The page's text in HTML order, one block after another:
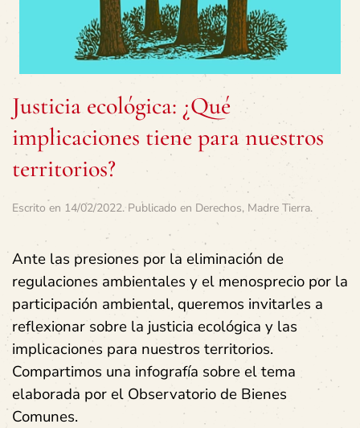
Justicia ecológica: ¿Qué
implicaciones tiene para nuestros
territorios?
Escrito en 14/02/2022. Publicado en Derechos, Madre Tierra.
Ante las presiones por la eliminación de
regulaciones ambientales y el menosprecio por la
participación ambiental, queremos invitarles a
reflexionar sobre la justicia ecológica y las
implicaciones para nuestros territorios.
Compartimos una infografía sobre el tema
elaborada por el Observatorio de Bienes
Comunes.